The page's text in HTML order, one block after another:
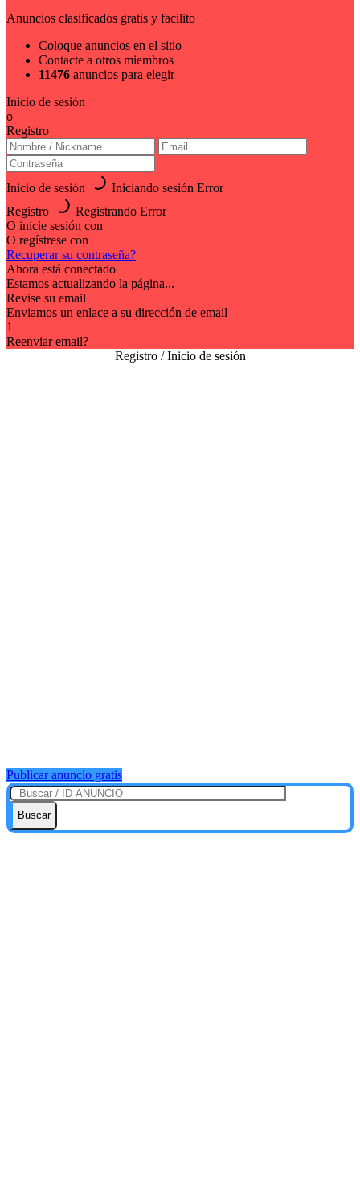
Anuncios clasificados gratis y facilito
Coloque anuncios en el sitio
Contacte a otros miembros
11476 anuncios para elegir
Inicio de sesión
o
Registro
Inicio de sesión Iniciando sesión Error
Registro
Registrando Error
O inicie sesión con
O regístrese con
Recuperar su contraseña?
Ahora está conectado
Estamos actualizando la página...
Revise su email
Enviamos un enlace a su dirección de email
1
Reenviar email?
Registro / Inicio de sesión
Publicar anuncio gratis
Buscar